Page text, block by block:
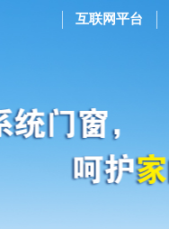
互联网平台